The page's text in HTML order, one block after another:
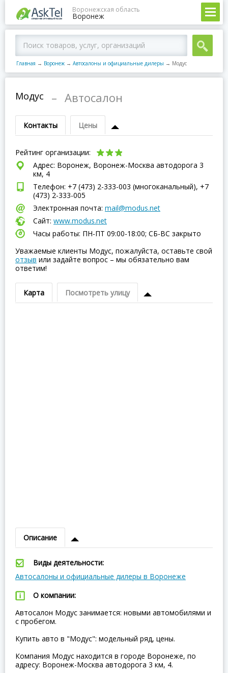
Воронежская область
Воронеж
Главная → Воронеж → Автосалоны и официальные дилеры → Модус
Модус – Автосалон
Контакты Цены
Рейтинг организации:
Адрес: Воронеж, Воронеж-Москва автодорога 3
км, 4
Телефон: +7 (473) 2-333-003 (многоканальный), +7
(473) 2-333-005
Электронная почта: mail@modus.net
Сайт: www.modus.net
Часы работы: ПН-ПТ 09:00-18:00; СБ-ВC закрыто
Уважаемые клиенты Модус, пожалуйста, оставьте свой
отзыв или задайте вопрос – мы обязательно вам
ответим!
Карта Посмотреть улицу
Описание
Виды деятельности:
Автосалоны и официальные дилеры в Воронеже
О компании:
Автосалон Модус занимается: новыми автомобилями и
с пробегом.
Купить авто в "Модус": модельный ряд, цены.
Компания Модус находится в городе Воронеже, по
адресу: Воронеж-Москва автодорога 3 км, 4.